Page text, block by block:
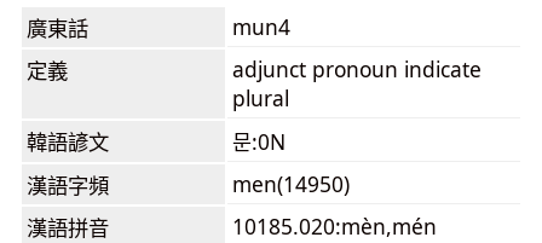
廣東話
mun4
定義
adjunct pronoun indicate
plural
韓語諺文
문:0N
漢語字頻
men(14950)
漢語拼音
10185.020:mèn,mén